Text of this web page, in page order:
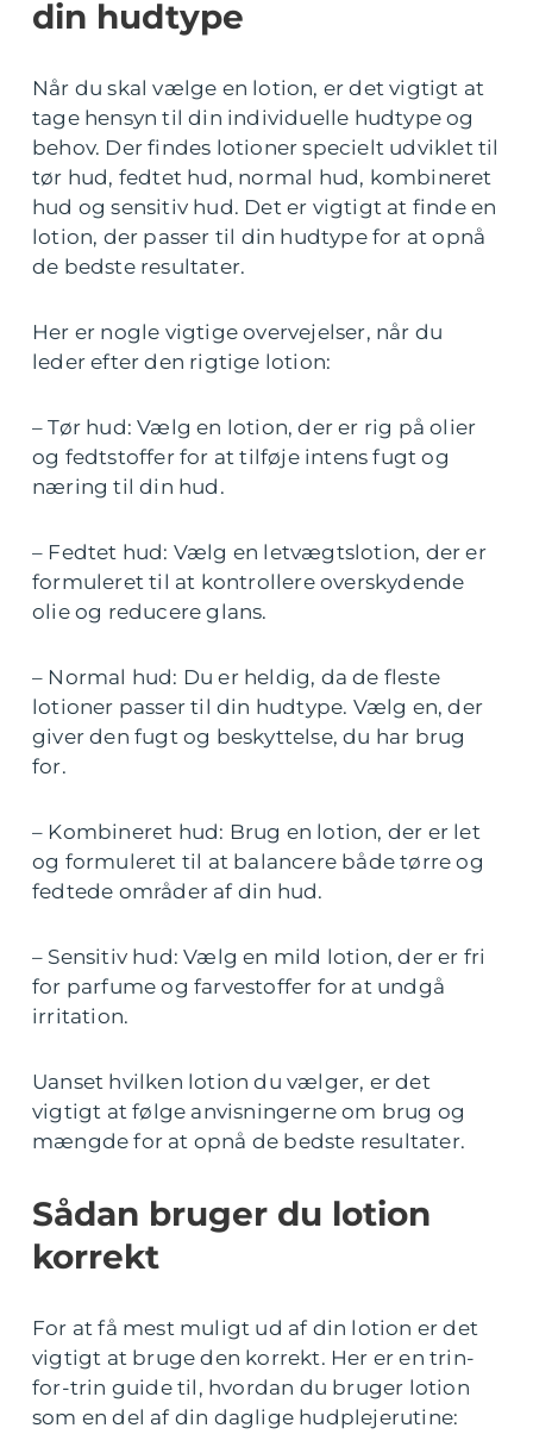
din hudtype
Når du skal vælge en lotion, er det vigtigt at
tage hensyn til din individuelle hudtype og
behov. Der findes lotioner specielt udviklet til
tør hud, fedtet hud, normal hud, kombineret
hud og sensitiv hud. Det er vigtigt at finde en
lotion, der passer til din hudtype for at opnå
de bedste resultater.
Her er nogle vigtige overvejelser, når du
leder efter den rigtige lotion:
– Tør hud: Vælg en lotion, der er rig på olier
og fedtstoffer for at tilføje intens fugt og
næring til din hud.
– Fedtet hud: Vælg en letvægtslotion, der er
formuleret til at kontrollere overskydende
olie og reducere glans.
– Normal hud: Du er heldig, da de fleste
lotioner passer til din hudtype. Vælg en, der
giver den fugt og beskyttelse, du har brug
for.
– Kombineret hud: Brug en lotion, der er let
og formuleret til at balancere både tørre og
fedtede områder af din hud.
– Sensitiv hud: Vælg en mild lotion, der er fri
for parfume og farvestoffer for at undgå
irritation.
Uanset hvilken lotion du vælger, er det
vigtigt at følge anvisningerne om brug og
mængde for at opnå de bedste resultater.
Sådan bruger du lotion
korrekt
For at få mest muligt ud af din lotion er det
vigtigt at bruge den korrekt. Her er en trin-
for-trin guide til, hvordan du bruger lotion
som en del af din daglige hudplejerutine: